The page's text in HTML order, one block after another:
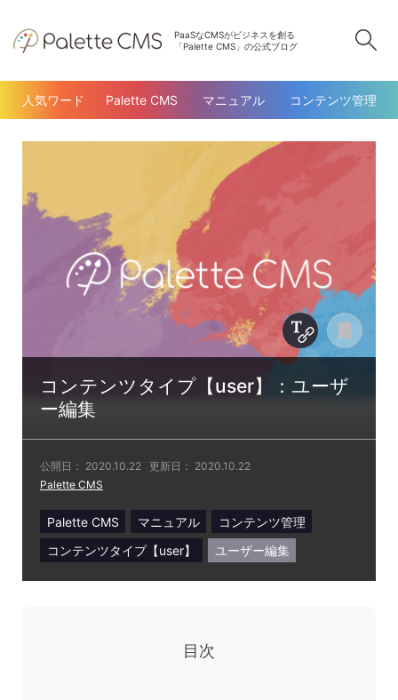
PaaSなCMSがビジネスを創る
「Palette CMS」の公式ブログ
人気ワード Palette CMS マニュアル コンテンツ管理
コンテンツタイプ【user】：ユーザ
ー編集
公開日： 2020.10.22 更新日： 2020.10.22
Palette CMS
Copy Title &
Palette CMS マニュアル
コンテンツ管理
コンテンツタイプ【user】
ユーザー編集
目次